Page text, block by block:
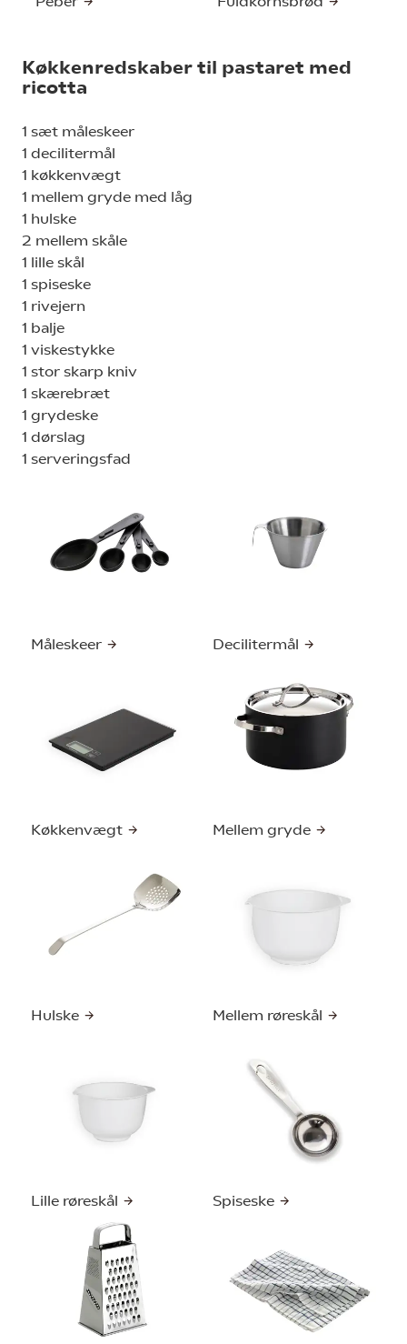
Køkkenredskaber til pastaret med
ricotta
1 sæt måleskeer
1 decilitermål
1 køkkenvægt
1 mellem gryde med låg
1 hulske
2 mellem skåle
1 lille skål
1 spiseske
1 rivejern
1 balje
1 viskestykke
1 stor skarp kniv
1 skærebræt
1 grydeske
1 dørslag
1 serveringsfad
Måleskeer Decilitermål
Køkkenvægt Mellem gryde
Hulske Mellem røreskål
Lille røreskål Spiseske